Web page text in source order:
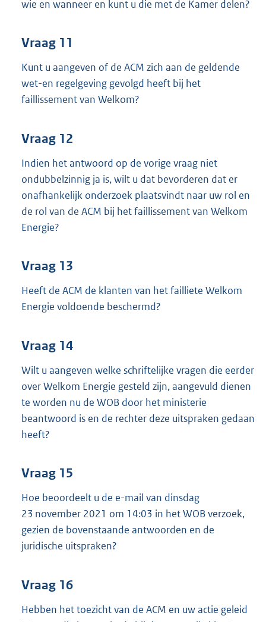
wie en wanneer en kunt u die met de Kamer delen?
Vraag 11
Kunt u aangeven of de ACM zich aan de geldende
wet-en regelgeving gevolgd heeft bij het
faillissement van Welkom?
Vraag 12
Indien het antwoord op de vorige vraag niet
ondubbelzinnig ja is, wilt u dat bevorderen dat er
onafhankelijk onderzoek plaatsvindt naar uw rol en
de rol van de ACM bij het faillissement van Welkom
Energie?
Vraag 13
Heeft de ACM de klanten van het failliete Welkom
Energie voldoende beschermd?
Vraag 14
Wilt u aangeven welke schriftelijke vragen die eerder
over Welkom Energie gesteld zijn, aangevuld dienen
te worden nu de WOB door het ministerie
beantwoord is en de rechter deze uitspraken gedaan
heeft?
Vraag 15
Hoe beoordeelt u de e-mail van dinsdag
23 november 2021 om 14:03 in het WOB verzoek,
gezien de bovenstaande antwoorden en de
juridische uitspraken?
Vraag 16
Hebben het toezicht van de ACM en uw actie geleid